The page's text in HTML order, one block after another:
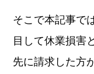
そこで本記事で
目して休業損害
先に請求した方